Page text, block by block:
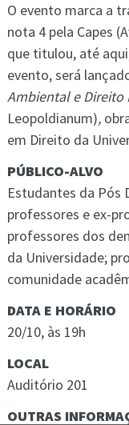
O evento marca a
nota 4 pela Capes
que titulou, até
evento, será
Ambiental e
Leopoldianum),
em Direito da
PÚBLICO-ALVO
Estudantes da Pós
professores e ex-
professores dos
da Universidade;
comunidade
DATA E HORÁRIO
20/10, às 19h
LOCAL
Auditório 201
OUTRAS